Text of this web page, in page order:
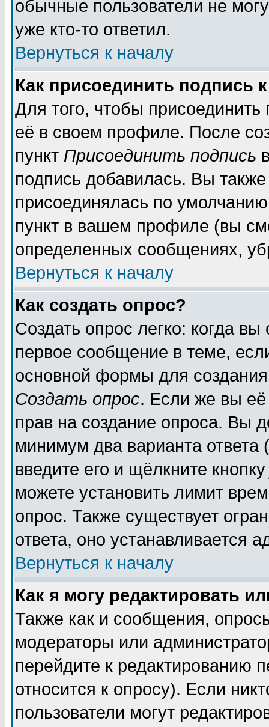
обычные пользователи не
уже кто-то ответил.
Вернуться к началу
Как присоединить подпись
Для того, чтобы
её в своем профиле. После
пункт Присоединить подпись
подпись добавилась. Вы
присоединялась по
пункт в вашем профиле (вы
определенных сообщениях,
Вернуться к началу
Как создать опрос?
Создать опрос легко: когда
первое сообщение в теме,
основной формы для
Создать опрос. Если же вы её
прав на создание опроса. Вы
минимум два варианта ответа
введите его и щёлкните
можете установить лимит
опрос. Также существует
ответа, оно устанавливается
Вернуться к началу
Как я могу редактировать
Также как и сообщения,
модераторы или
перейдите к редактированию
относится к опросу). Если
пользователи могут